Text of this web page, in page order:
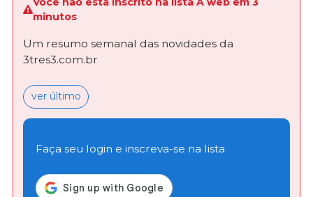
minutos
Um resumo semanal das novidades da
3tres3.com.br
ver último
Faça seu login e inscreva-se na lista